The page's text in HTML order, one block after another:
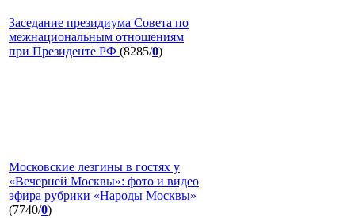
Заседание президиума Совета по
межнациональным отношениям
при Президенте РФ (8285/0)
Московские лезгины в гостях у
«Вечерней Москвы»: фото и видео
эфира рубрики «Народы Москвы»
(7740/0)